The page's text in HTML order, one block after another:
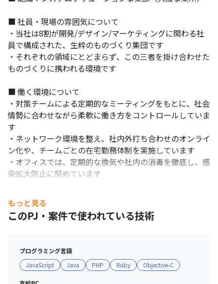
■ 社員・現場の雰囲気について
・当社は8割が開発/デザイン/マーケティングに関わる社
員で構成された、生粋のものづくり集団です
・それぞれの領域にとどまらず、この三者を掛け合わせた
ものづくりに携われる環境です
■ 働く環境について
・対策チームによる定期的なミーティングをもとに、社会
情勢に合わせながら柔軟に働き方をコントロールしていま
す
・ネットワーク環境を整え、社内外打ち合わせのオンライ
ン化や、チームごとの在宅勤務体制を実施しています
・オフィスでは、定期的な換気や社内の消毒を徹底し、感
染拡大防止に努めています
もっと見る
このPJ・案件で使われている技術
プログラミング言語
JavaScript
Java PHP Ruby Objective-C